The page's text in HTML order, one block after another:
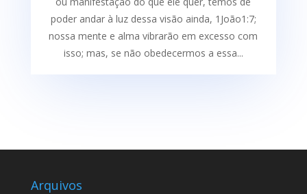
poder andar à luz dessa visão ainda, 1João1:7;
nossa mente e alma vibrarão em excesso com
isso; mas, se não obedecermos a essa...
Arquivos